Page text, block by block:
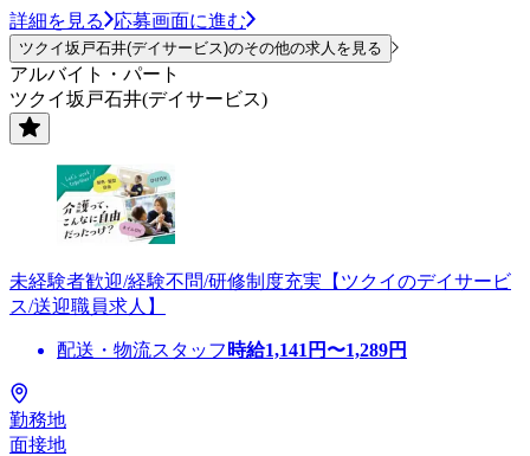
詳細を見る 応募画面に進む
ツクイ坂戸石井(デイサービス)のその他の求人を見る
アルバイト・パート
ツクイ坂戸石井(デイサービス)
未経験者歓迎/経験不問/研修制度充実【ツクイのデイサービ
ス/送迎職員求人】
配送・物流スタッフ 時給1,141 円〜1,289円
勤務地
面接地